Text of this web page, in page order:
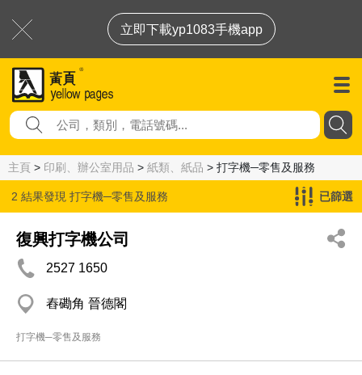
立即下載yp1083手機app
主頁 > 印刷、辦公室用品 > 紙類、紙品 > 打字機─零售及服務
2 結果發現 打字機─零售及服務 已篩選
復興打字機公司
2527 1650
舂磡角 晉德閣
打字機─零售及服務